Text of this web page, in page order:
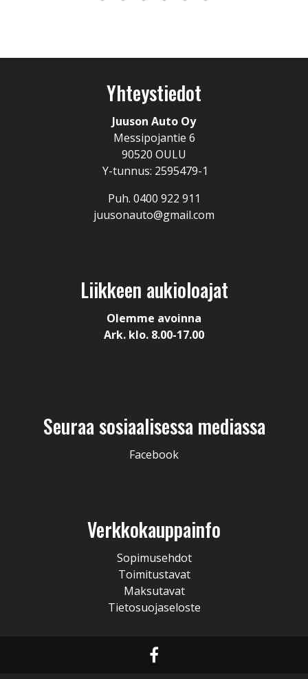
Yhteystiedot
Juuson Auto Oy
Messipojantie 6
90520 OULU
Y-tunnus: 2595479-1
Puh. 0400 922 911
juusonauto@gmail.com
Liikkeen aukioloajat
Olemme avoinna
Ark. klo. 8.00-17.00
Seuraa sosiaalisessa mediassa
Facebook
Verkkokauppainfo
Sopimusehdot
Toimitustavat
Maksutavat
Tietosuojaseloste